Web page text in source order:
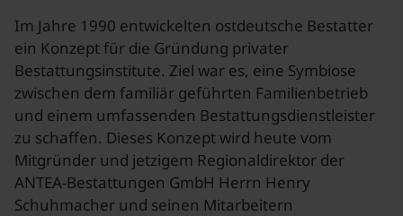
Im Jahre 1990 entwickelten ostdeutsche Bestatter
ein Konzept für die Gründung privater
Bestattungsinstitute. Ziel war es, eine Symbiose
zwischen dem familiär geführten Familienbetrieb
und einem umfassenden Bestattungsdienstleister
zu schaffen. Dieses Konzept wird heute vom
Mitgründer und jetzigem Regionaldirektor der
ANTEA-Bestattungen GmbH Herrn Henry
Schuhmacher und seinen Mitarbeitern